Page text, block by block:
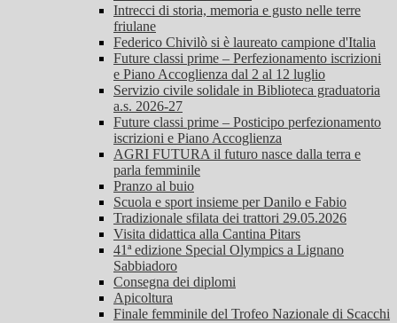
Intrecci di storia, memoria e gusto nelle terre
friulane
Federico Chivilò si è laureato campione d'Italia
Future classi prime – Perfezionamento iscrizioni
e Piano Accoglienza dal 2 al 12 luglio
Servizio civile solidale in Biblioteca graduatoria
a.s. 2026-27
Future classi prime – Posticipo perfezionamento
iscrizioni e Piano Accoglienza
AGRI FUTURA il futuro nasce dalla terra e
parla femminile
Pranzo al buio
Scuola e sport insieme per Danilo e Fabio
Tradizionale sfilata dei trattori 29.05.2026
Visita didattica alla Cantina Pitars
41ª edizione Special Olympics a Lignano
Sabbiadoro
Consegna dei diplomi
Apicoltura
Finale femminile del Trofeo Nazionale di Scacchi